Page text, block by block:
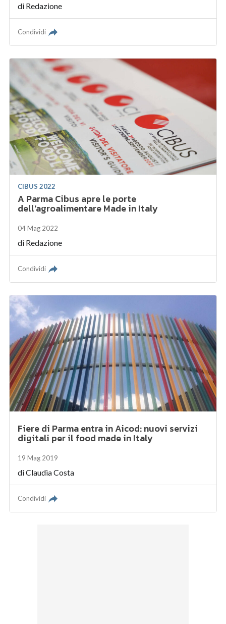
di Redazione
Condividi
CIBUS 2022
A Parma Cibus apre le porte
dell'agroalimentare Made in Italy
04 Mag 2022
di Redazione
Condividi
Fiere di Parma entra in Aicod: nuovi servizi
digitali per il food made in Italy
19 Mag 2019
diClaudia Costa
Condividi